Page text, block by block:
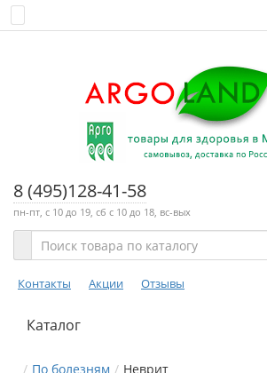
8 (495)128-41-58
пн-пт, с 10 до 19, сб с 10 до 18, вс-вых
Контакты Акции Отзывы
Каталог
По болезням Неврит